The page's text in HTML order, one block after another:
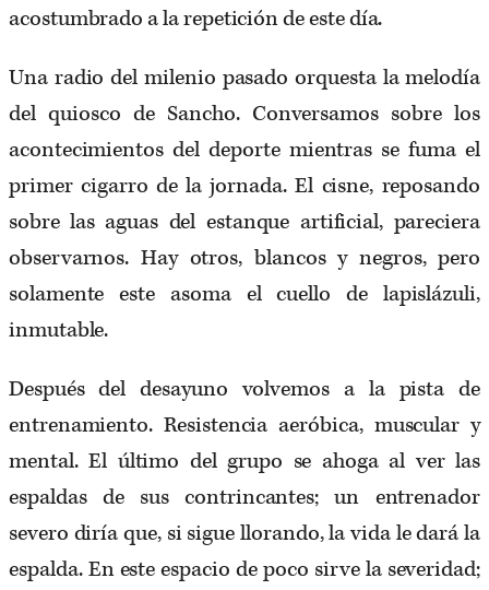
acostumbrado a la repetición de este día.
Una radio del milenio pasado orquesta la melodía
del quiosco de Sancho. Conversamos sobre los
acontecimientos del deporte mientras se fuma el
primer cigarro de la jornada. El cisne, reposando
sobre las aguas del estanque artificial, pareciera
observarnos. Hay otros, blancos y negros, pero
solamente este asoma el cuello de lapislázuli,
inmutable.
Después del desayuno volvemos a la pista de
entrenamiento. Resistencia aeróbica, muscular y
mental. El último del grupo se ahoga al ver las
espaldas de sus contrincantes; un entrenador
severo diría que, si sigue llorando, la vida le dará la
espalda. En este espacio de poco sirve la severidad;